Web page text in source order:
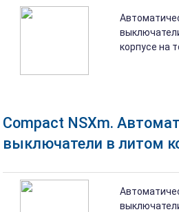
Compact NSXm.
выключатели в литом
корпусе на